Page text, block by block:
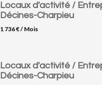
Locaux d'activité /
Décines-Charpieu
1 736 € / Mois
Locaux d'activité /
Décines-Charpieu